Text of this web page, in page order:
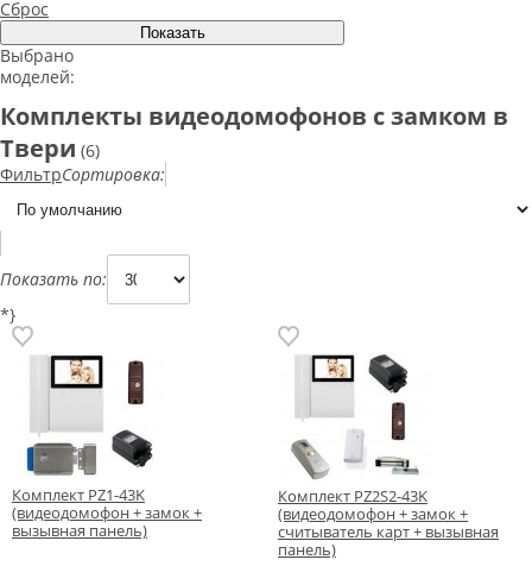
Сброс
Выбрано
моделей:
Комплекты видеодомофонов с замком в
Твери (6)
ФильтрСортировка:
Показать по:
*}
Комплект PZ1-43K
(видеодомофон + замок +
вызывная панель)
Комплект PZ2S2-43K
(видеодомофон + замок +
считыватель карт + вызывная
панель)